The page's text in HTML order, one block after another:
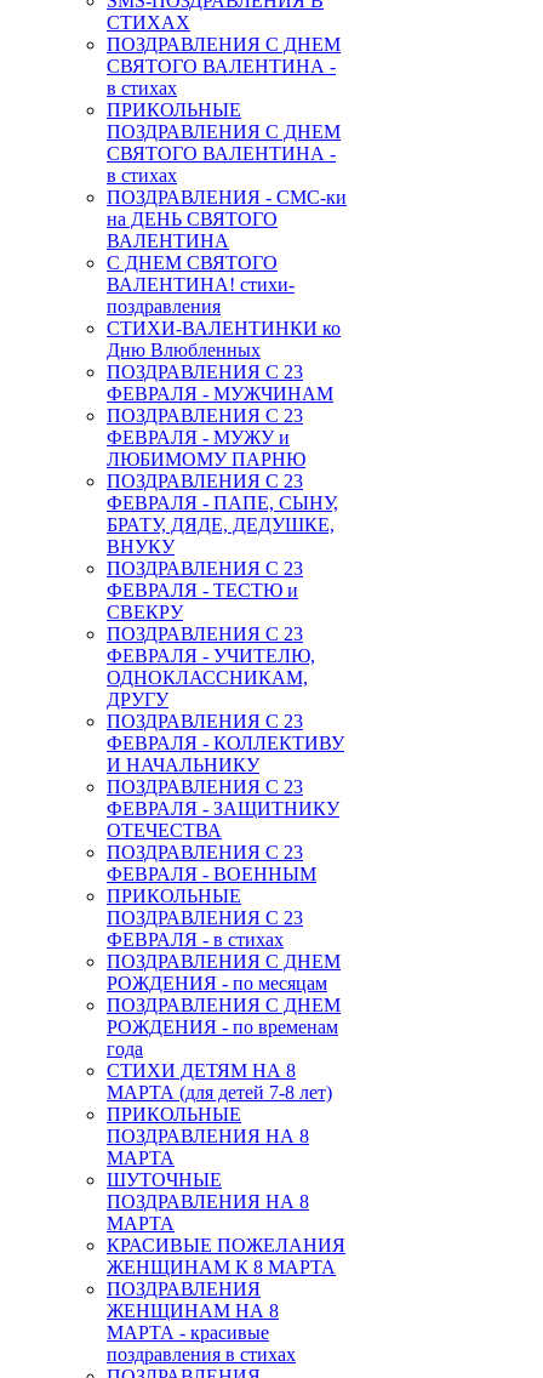
СТИХАХ
ПОЗДРАВЛЕНИЯ С ДНЕМ
СВЯТОГО ВАЛЕНТИНА -
в стихах
ПРИКОЛЬНЫЕ
ПОЗДРАВЛЕНИЯ С ДНЕМ
СВЯТОГО ВАЛЕНТИНА -
в стихах
ПОЗДРАВЛЕНИЯ - СМС-ки
на ДЕНЬ СВЯТОГО
ВАЛЕНТИНА
С ДНЕМ СВЯТОГО
ВАЛЕНТИНА! стихи-
поздравления
СТИХИ-ВАЛЕНТИНКИ ко
Дню Влюбленных
ПОЗДРАВЛЕНИЯ С 23
ФЕВРАЛЯ - МУЖЧИНАМ
ПОЗДРАВЛЕНИЯ С 23
ФЕВРАЛЯ - МУЖУ и
ЛЮБИМОМУ ПАРНЮ
ПОЗДРАВЛЕНИЯ С 23
ФЕВРАЛЯ - ПАПЕ, СЫНУ,
БРАТУ, ДЯДЕ, ДЕДУШКЕ,
ВНУКУ
ПОЗДРАВЛЕНИЯ С 23
ФЕВРАЛЯ - ТЕСТЮ и
СВЕКРУ
ПОЗДРАВЛЕНИЯ С 23
ФЕВРАЛЯ - УЧИТЕЛЮ,
ОДНОКЛАССНИКАМ,
ДРУГУ
ПОЗДРАВЛЕНИЯ С 23
ФЕВРАЛЯ - КОЛЛЕКТИВУ
И НАЧАЛЬНИКУ
ПОЗДРАВЛЕНИЯ С 23
ФЕВРАЛЯ - ЗАЩИТНИКУ
ОТЕЧЕСТВА
ПОЗДРАВЛЕНИЯ С 23
ФЕВРАЛЯ - ВОЕННЫМ
ПРИКОЛЬНЫЕ
ПОЗДРАВЛЕНИЯ С 23
ФЕВРАЛЯ - в стихах
ПОЗДРАВЛЕНИЯ С ДНЕМ
РОЖДЕНИЯ - по месяцам
ПОЗДРАВЛЕНИЯ С ДНЕМ
РОЖДЕНИЯ - по временам
года
СТИХИ ДЕТЯМ НА 8
МАРТА (для детей 7-8 лет)
ПРИКОЛЬНЫЕ
ПОЗДРАВЛЕНИЯ НА 8
МАРТА
ШУТОЧНЫЕ
ПОЗДРАВЛЕНИЯ НА 8
МАРТА
КРАСИВЫЕ ПОЖЕЛАНИЯ
ЖЕНЩИНАМ К 8 МАРТА
ПОЗДРАВЛЕНИЯ
ЖЕНЩИНАМ НА 8
МАРТА - красивые
поздравления в стихах